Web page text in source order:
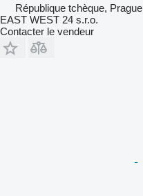
République tchèque, Prague
EAST WEST 24 s.r.o.
Contacter le vendeur